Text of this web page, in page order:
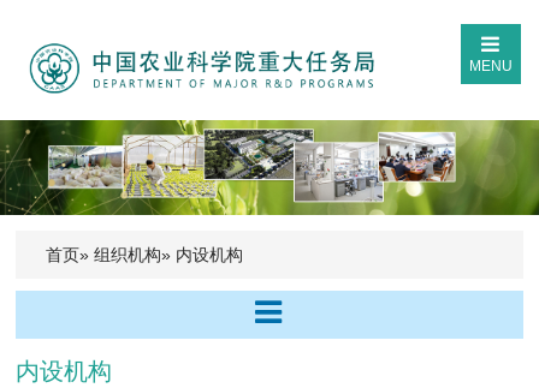
MENU
首页»组织机构» 内设机构
内设机构